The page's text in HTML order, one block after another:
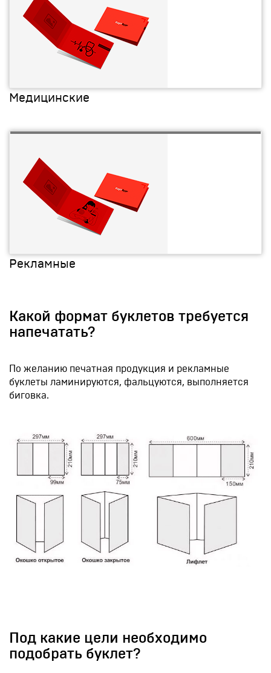
Медицинские
Рекламные
Какой формат буклетов требуется
напечатать?
По желанию печатная продукция и рекламные
буклеты ламинируются, фальцуются, выполняется
биговка.
Под какие цели необходимо
подобрать буклет?